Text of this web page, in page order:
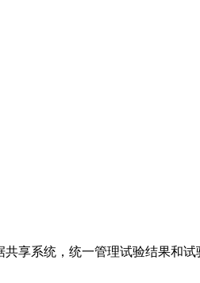
享系统，统一管理试验结果和试